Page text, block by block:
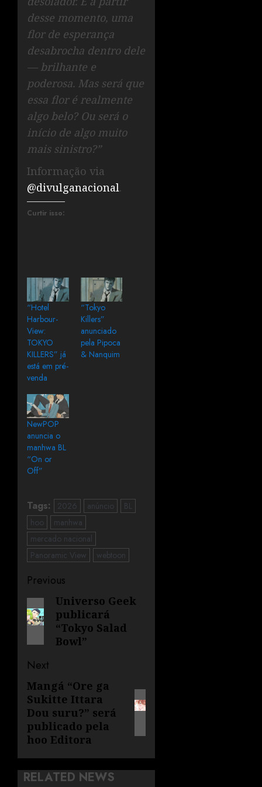
desse momento, uma
flor de esperança
desabrocha dentro dele
— brilhante e
poderosa. Mas será que
essa flor é realmente
algo belo? Ou será o
início de algo muito
mais sinistro?”
Informação via
@divulganacional.
Curtir isso:
“Hotel
Harbour-
View:
TOKYO
KILLERS” já
está em pré-
venda
“Tokyo
Killers”
anunciado
pela Pipoca
& Nanquim
NewPOP
anuncia o
manhwa BL
“On or
Off”
Tags: 2026 anúncio
BL
hoo
manhwa
mercado nacional
Panoramic View
webtoon
Previous
Universo Geek
publicará
“Tokyo Salad
Bowl”
Next
Mangá “Ore ga
Sukitte Ittara
Dou suru?” será
publicado pela
hoo Editora
RELATED NEWS